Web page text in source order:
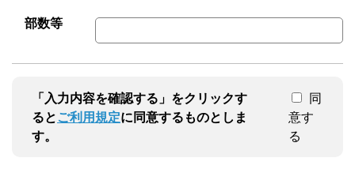
部数等
「入力内容を確認する」をクリックす
るとご利用規定に同意するものとしま
す。
同
意す
る